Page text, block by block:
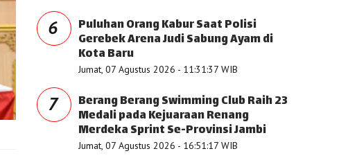
6 Puluhan Orang Kabur Saat Polisi
Gerebek Arena Judi Sabung Ayam di
Kota Baru
Jumat, 07 Agustus 2026 - 11:31:37 WIB
7 Berang Berang Swimming Club Raih 23
Medali pada Kejuaraan Renang
Merdeka Sprint Se-Provinsi Jambi
Jumat, 07 Agustus 2026 - 16:51:17 WIB